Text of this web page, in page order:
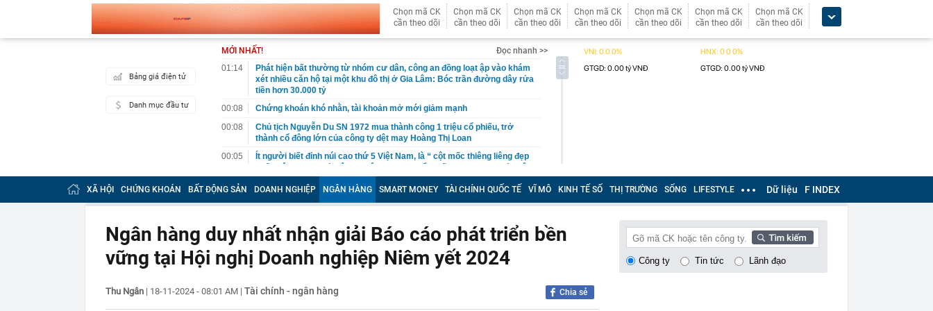
Chọn mã CK
cần theo dõi
Chọn mã CK
cần theo dõi
Chọn mã CK
cần theo dõi
Chọn mã CK
cần theo dõi
Chọn mã CK
cần theo dõi
Chọn mã CK
cần theo dõi
Chọn mã CK
cần theo dõi
Bảng giá điện tử
Danh mục đầu tư
MỚI NHẤT!
Đọc nhanh >>
01:14
Phát hiện bất thường từ nhóm cư dân, công an đồng loạt ập vào khám
xét nhiều căn hộ tại một khu đô thị ở Gia Lâm: Bóc trần đường dây rửa
tiền hơn 30.000 tỷ
00:08
Chứng khoán khó nhằn, tài khoản mở mới giảm mạnh
00:08
Chủ tịch Nguyễn Du SN 1972 mua thành công 1 triệu cổ phiếu, trở
thành cổ đông lớn của công ty dệt may Hoàng Thị Loan
00:05
Ít người biết đỉnh núi cao thứ 5 Việt Nam, là “ cột mốc thiêng liêng đẹp
trekking
Việt Nam có 1 hệ thống y khoa tư nhân sở hữu 14 bệnh viện, 2.900
giường bệnh, vừa được vinh danh "Hệ thống Y khoa tốt nhất Việt Nam
00:05
56 mã chứng khoán bị HoSE cắt margin trong tháng 8
00:03
Một doanh nghiệp Việt thu hơn 1 tỷ USD ở nước ngoài trong nửa đầu
năm 2026, lợi nhuận tăng hơn 120%
Chứng khoán Vietcap dự phóng VN-Index có thể chạm mốc 1.885 điểm
ngay trong tháng 8
XÃ HỘI CHỨNG KHOÁN BẤT ĐỘNG SẢN DOANH NGHIỆP NGÂN HÀNG SMART MONEY TÀI CHÍNH QUỐC TẾ VĨ MÔ KINH TẾ SỐ THỊ TRƯỜNG SỐNG LIFESTYLE Dữ liệu F INDEX
Ngân hàng duy nhất nhận giải Báo cáo phát triển bền
vững tại Hội nghị Doanh nghiệp Niêm yết 2024
Thu Ngân | 18-11-2024 - 08:01 AM | Tài chính - ngân hàng Chia sẻ
Công ty Tin tức Lãnh đạo